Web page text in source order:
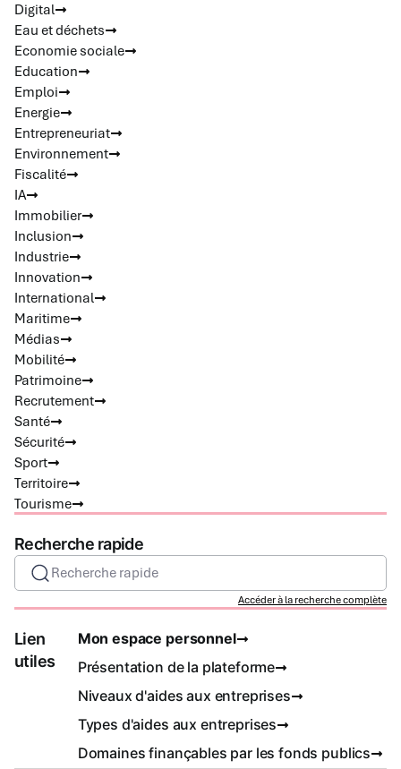
Digital
Eau et déchets
Economie sociale
Education
Emploi
Energie
Entrepreneuriat
Environnement
Fiscalité
IA
Immobilier
Inclusion
Industrie
Innovation
International
Maritime
Médias
Mobilité
Patrimoine
Recrutement
Santé
Sécurité
Sport
Territoire
Tourisme
Recherche rapide
Recherche rapide
Accéder à la recherche complète
Lien
utiles
Mon espace personnel
Présentation de la plateforme
Niveaux d'aides aux entreprises
Types d'aides aux entreprises
Domaines finançables par les fonds publics